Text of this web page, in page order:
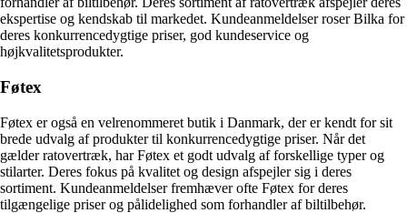
ekspertise og kendskab til markedet. Kundeanmeldelser roser Bilka for
deres konkurrencedygtige priser, god kundeservice og
højkvalitetsprodukter.
Føtex
Føtex er også en velrenommeret butik i Danmark, der er kendt for sit
brede udvalg af produkter til konkurrencedygtige priser. Når det
gælder ratovertræk, har Føtex et godt udvalg af forskellige typer og
stilarter. Deres fokus på kvalitet og design afspejler sig i deres
sortiment. Kundeanmeldelser fremhæver ofte Føtex for deres
tilgængelige priser og pålidelighed som forhandler af biltilbehør.